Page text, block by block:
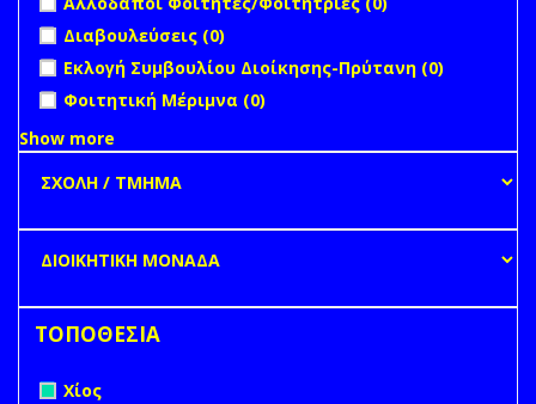
undefined
Διαβουλεύσεις (0)
undefined
Εκλογή Συμβουλίου Διοίκησης-Πρύτανη (0)
undefined
Φοιτητική Μέριμνα (0)
Show more
ΤΟΠΟΘΕΣΙΑ
Remove Χίος filter
Χίος